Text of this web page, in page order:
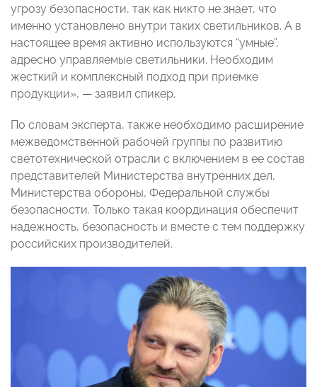
угрозу безопасности, так как никто не знает, что
именно установлено внутри таких светильников. А в
настоящее время активно используются “умные”,
адресно управляемые светильники. Необходим
жесткий и комплексный подход при приемке
продукции», — заявил спикер.
По словам эксперта, также необходимо расширение
межведомственной рабочей группы по развитию
светотехнической отрасли с включением в ее состав
представителей Министерства внутренних дел,
Министерства обороны, Федеральной службы
безопасности. Только такая координация обеспечит
надежность, безопасность и вместе с тем поддержку
российских производителей.